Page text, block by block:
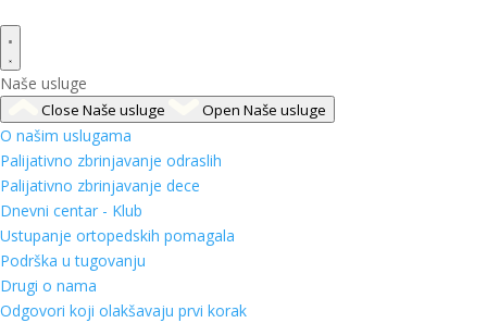
Naše usluge
Close Naše usluge Open Naše usluge
O našim uslugama
Palijativno zbrinjavanje odraslih
Palijativno zbrinjavanje dece
Dnevni centar - Klub
Ustupanje ortopedskih pomagala
Podrška u tugovanju
Drugi o nama
Odgovori koji olakšavaju prvi korak